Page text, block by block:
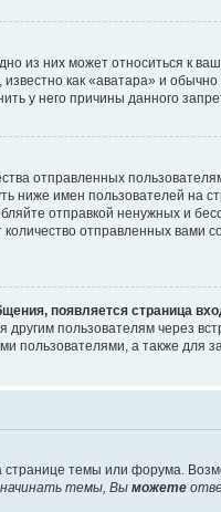
из них может относиться к
как «аватара» и
у него причины данного
отправленных
ниже имен пользователей
отправкой ненужных и
отправленных
появляется страница
другим пользователям
а также для
темы или форума.
начинать темы, Вы можете